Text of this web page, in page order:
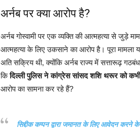
अर्नब पर क्या आरोप है?
अर्नब गोस्वामी पर एक व्यक्ति की आत्महत्या से जुड़े
आत्महत्या के लिए उकसाने का आरोप है। पूरा मामला
अति सक्रिय थी, क्योंकि अर्नब राज्य में सत्तारूढ़
किदिल्ली पुलिस ने कांग्रेस सांसद शशि थरूर को कभी
आरोप का सामना कर रहे हैं?
सिद्दीक कप्पन द्वारा जमानत के लिए आवेदन